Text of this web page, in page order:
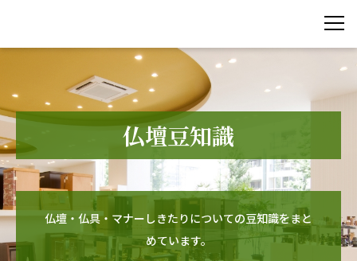
仏壇豆知識
仏壇・仏具・マナーしきたりについての豆知識をまと
めています。